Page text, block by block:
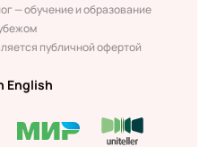
— обучение и образование
публичной офертой
English